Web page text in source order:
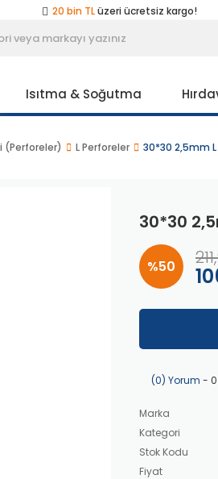
20 bin TLüzeri ücretsiz kargo!
Peşin fiyatına3 taksit
20 bin TLüzeri ücretsiz kargo!
40 bin TLüzeri özel teklif!
Isıtma & Soğutma
(Perforeler) L Perforeler 30*30 2,5mm
30*30
%50
(0) Yorum - 0
Marka
Kategori
Stok Kodu
Fiyat